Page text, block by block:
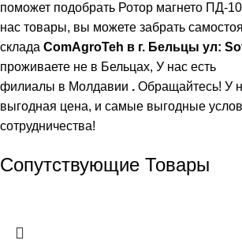
поможет подобрать Ротор магнето ПД-
нас товары, вы можете забрать
склада ComAgroTeh в г. Бельцы ул:
проживаете не в Бельцах, У нас есть
филиалы в Молдавии . Обращайтесь! У
выгодная цена, и самые выгодные
сотрудничества!
Сопутствующие Товары